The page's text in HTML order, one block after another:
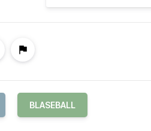
BLASEBALL